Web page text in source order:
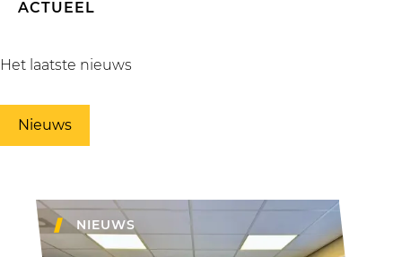
Het laatste nieuws
Nieuws
ACTUEEL
NIEUWS